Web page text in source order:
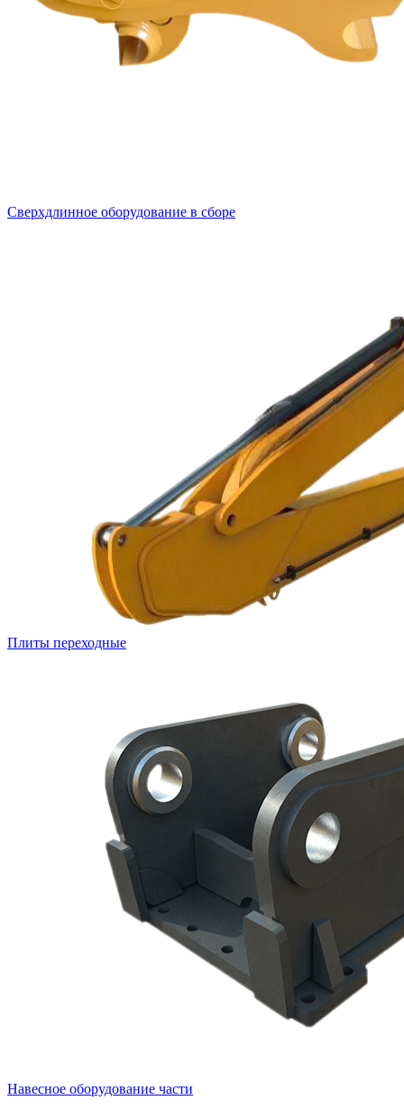
Сверхдлинное оборудование в сборе
Плиты переходные
Навесное оборудование части